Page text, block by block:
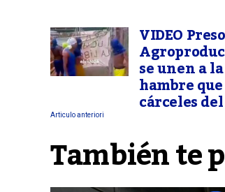
VIDEO
se unen a
hambre
cárceles
Articulo anteriori
También te